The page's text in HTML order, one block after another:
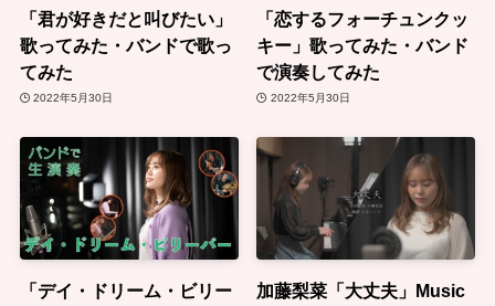
「君が好きだと叫びたい」
歌ってみた・バンドで歌っ
てみた
2022年5月30日
「恋するフォーチュンクッ
キー」歌ってみた・バンド
で演奏してみた
2022年5月30日
「デイ・ドリーム・ビリー
加藤梨菜「大丈夫」Music